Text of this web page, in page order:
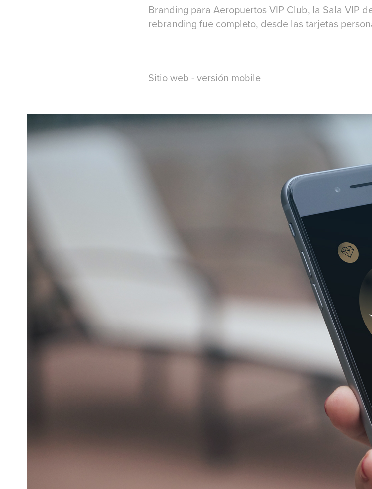
Branding para Aeropuertos VIP Club, la Sala VIP
rebranding fue completo, desde las tarjetas
Sitio web - versión mobile